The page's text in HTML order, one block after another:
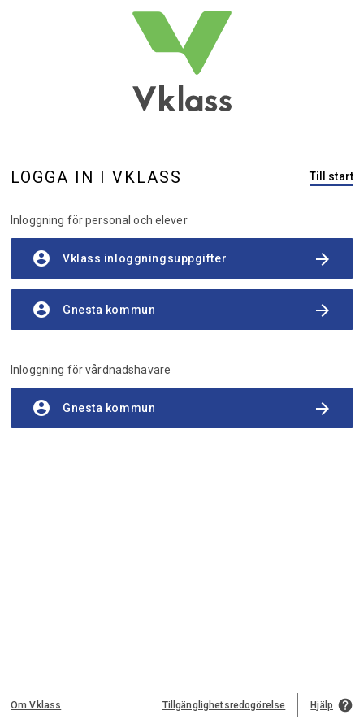
LOGGA IN I VKLASS Till start
Inloggning för personal och elever
account_circle Vklass inloggningsuppgifter arrow_forward
account_circle Gnesta kommun arrow_forward
Inloggning för vårdnadshavare
account_circle Gnesta kommun arrow_forward
Om Vklass Tillgänglighetsredogörelse Hjälp help